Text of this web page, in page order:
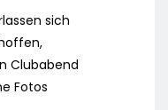
sich
Clubabend
Fotos